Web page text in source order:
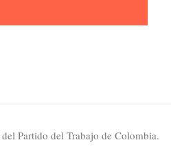
Partido del Trabajo de Colombia.